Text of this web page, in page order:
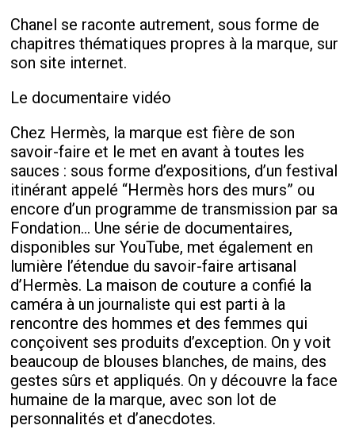
Chanel se raconte autrement, sous forme de
chapitres thématiques propres à la marque, sur
son site internet.
Le documentaire vidéo
Chez Hermès, la marque est fière de son
savoir-faire et le met en avant à toutes les
sauces : sous forme d’expositions, d’un festival
itinérant appelé “Hermès hors des murs” ou
encore d’un programme de transmission par sa
Fondation… Une série de documentaires,
disponibles sur YouTube, met également en
lumière l’étendue du savoir-faire artisanal
d’Hermès. La maison de couture a confié la
caméra à un journaliste qui est parti à la
rencontre des hommes et des femmes qui
conçoivent ses produits d’exception. On y voit
beaucoup de blouses blanches, de mains, des
gestes sûrs et appliqués. On y découvre la face
humaine de la marque, avec son lot de
personnalités et d’anecdotes.